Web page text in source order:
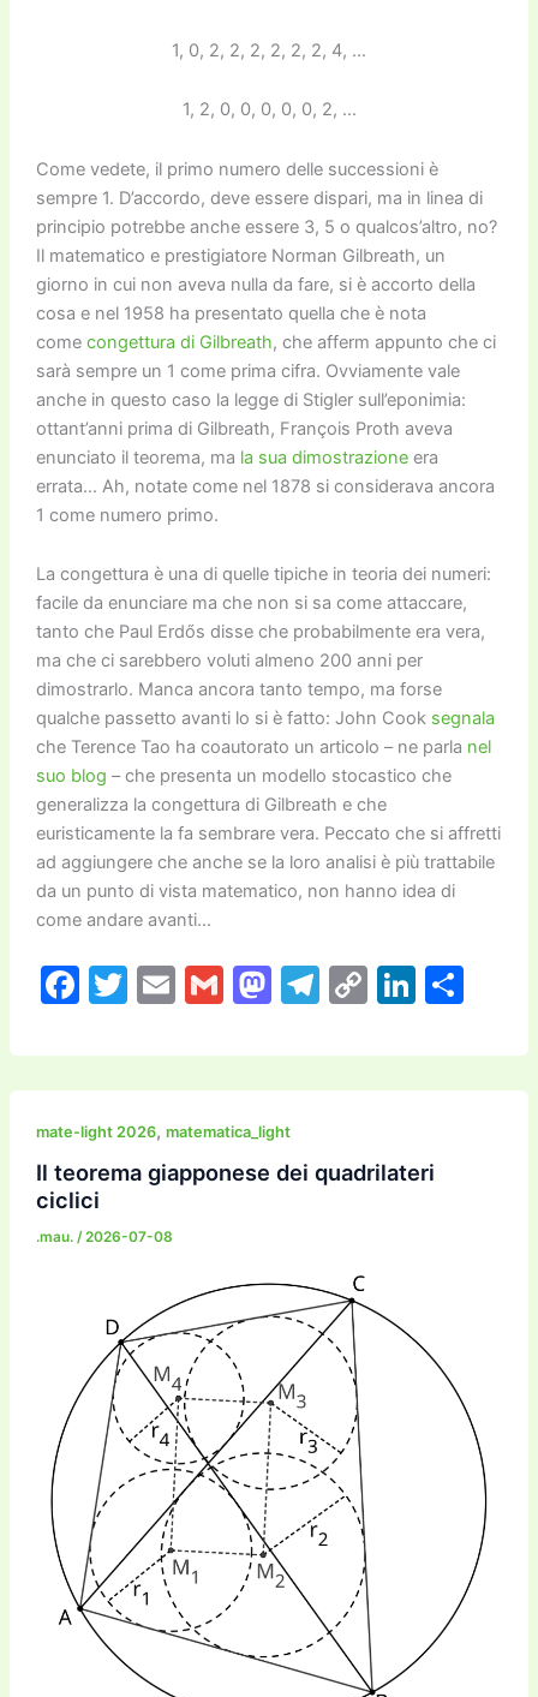
1, 0, 2, 2, 2, 2, 2, 2, 4, …
1, 2, 0, 0, 0, 0, 0, 2, …
Come vedete, il primo numero delle successioni è
sempre 1. D’accordo, deve essere dispari, ma in linea di
principio potrebbe anche essere 3, 5 o qualcos’altro, no?
Il matematico e prestigiatore Norman Gilbreath, un
giorno in cui non aveva nulla da fare, si è accorto della
cosa e nel 1958 ha presentato quella che è nota
come congettura di Gilbreath, che afferm appunto che ci
sarà sempre un 1 come prima cifra. Ovviamente vale
anche in questo caso la legge di Stigler sull’eponimia:
ottant’anni prima di Gilbreath, François Proth aveva
enunciato il teorema, ma la sua dimostrazioneera
errata… Ah, notate come nel 1878 si considerava ancora
1 come numero primo.
La congettura è una di quelle tipiche in teoria dei numeri:
facile da enunciare ma che non si sa come attaccare,
tanto che Paul Erdős disse che probabilmente era vera,
ma che ci sarebbero voluti almeno 200 anni per
dimostrarlo. Manca ancora tanto tempo, ma forse
qualche passetto avanti lo si è fatto: John Cook segnala
che Terence Tao ha coautorato un articolo – ne parla nel
suo blog – che presenta un modello stocastico che
generalizza la congettura di Gilbreath e che
euristicamente la fa sembrare vera. Peccato che si affretti
ad aggiungere che anche se la loro analisi è più trattabile
da un punto di vista matematico, non hanno idea di
come andare avanti…
F
c
e
b
o
o
k
T
itt
er
E
ai
l
G
ai
l
M
st
o
d
o
T
e
gr
m
C
p
y
n
Li
k
e
n
C
n
di
mate-light 2026, matematica_light
Il teorema giapponese dei quadrilateri
ciclici
.mau. /2026-07-08